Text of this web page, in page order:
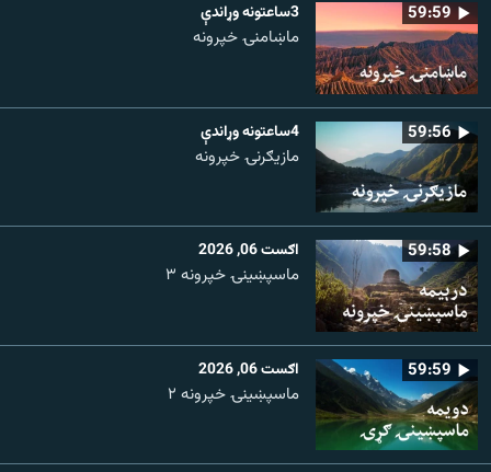
59:59 3ساعتونه وړاندې
ماښامنۍ خپرونه
59:56 4ساعتونه وړاندې
مازیګرنۍ خپرونه
59:58 اګست 06, 2026
ماسپښینۍ خپرونه ۳
59:59 اګست 06, 2026
ماسپښينۍ خپرونه ۲